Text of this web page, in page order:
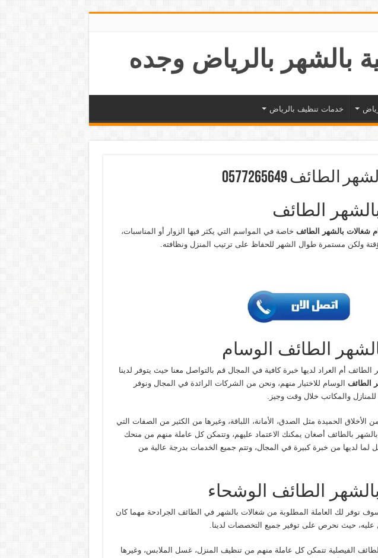
خدمات تنظيف بالرياض
0577265649
الطائف
شغالات بالشهر الطائف خاصة في المواسم التي يكثر فيها الزوار أو المناسبات،
ولكن مستمرة طوال الشهر للحفاظ على ترتيب المنزل ونظافته.
الطائف الوسام
أم العراد لديها خبرة كافية في المجال قم بالتواصل معنا حيث يتوفر لدينا
الطائف الوسام للاختيار منهم، ونحن من الشركات الرائدة في المجال ونوفر
والمكاتب خلال وقت وجيز.
الأخلاق الحميدة مثل الصدق، الأمانة، اللباقة، وغيرها من الكثير من الصفات التي
بالطائف أصغان يمكنك الاعتماد عليهم، وتتمكن كل عاملة منهم من منحك
لما لديها من خبرة كبيرة في المجال، وتتم جميع الخدمات بدرجة عالية من
الطائف الوشحاء
نوفر لك العاملة المطلوبة من شغالات بالشهر في الطائف الجرادحة مهما كان
حيث نحرص على توفير جميع التخصصات لدينا.
الفيصلية تتمكن كل عاملة منهم من تنظيف المنزل، غسل الملابس، وغيرها